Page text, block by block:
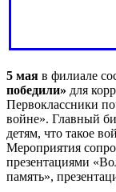
5 мая в филиале
победили» для
Первоклассники
войне». Главный
детям, что такое
Мероприятия
презентациями
память»,